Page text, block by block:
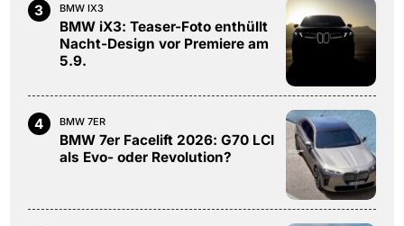
3 BMW IX3
BMW iX3: Teaser-Foto enthüllt
Nacht-Design vor Premiere am
5.9.
4 BMW 7ER
BMW 7er Facelift 2026: G70 LCI
als Evo- oder Revolution?